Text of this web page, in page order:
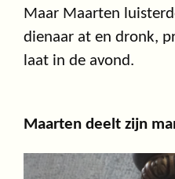
Maar Maarten
dienaar at en dronk,
laat in de avond.
Maarten deelt zijn